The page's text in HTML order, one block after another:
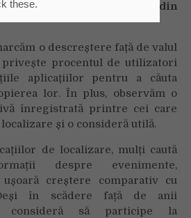
locală și evenimentele din
o descreștere față de valul
procentul de utilizatori
aplicațiilor pentru a căuta
lor. În plus, observăm o
înregistrată printre cei care
și o consideră utilă.
de localizare, mulți caută
despre evenimente,
creștere comparativ cu
în scădere față de anii
consideră să participe la
these.